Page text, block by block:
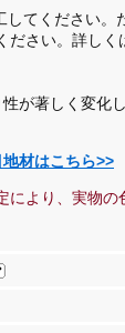
てください
ださい。詳しく
が著しく変化
材はこちら>>
より、実物の